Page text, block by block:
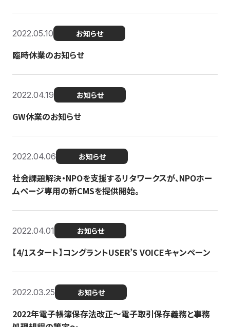
2022.05.10 お知らせ
臨時休業のお知らせ
2022.04.19 お知らせ
GW休業のお知らせ
2022.04.06 お知らせ
社会課題解決・NPOを支援するリタワークスが、NPOホー
ムページ専用の新CMSを提供開始。
2022.04.01 お知らせ
【4/1スタート】コングラントUSER’S VOICEキャンペーン
2022.03.25 お知らせ
2022年電子帳簿保存法改正～電子取引保存義務と事務